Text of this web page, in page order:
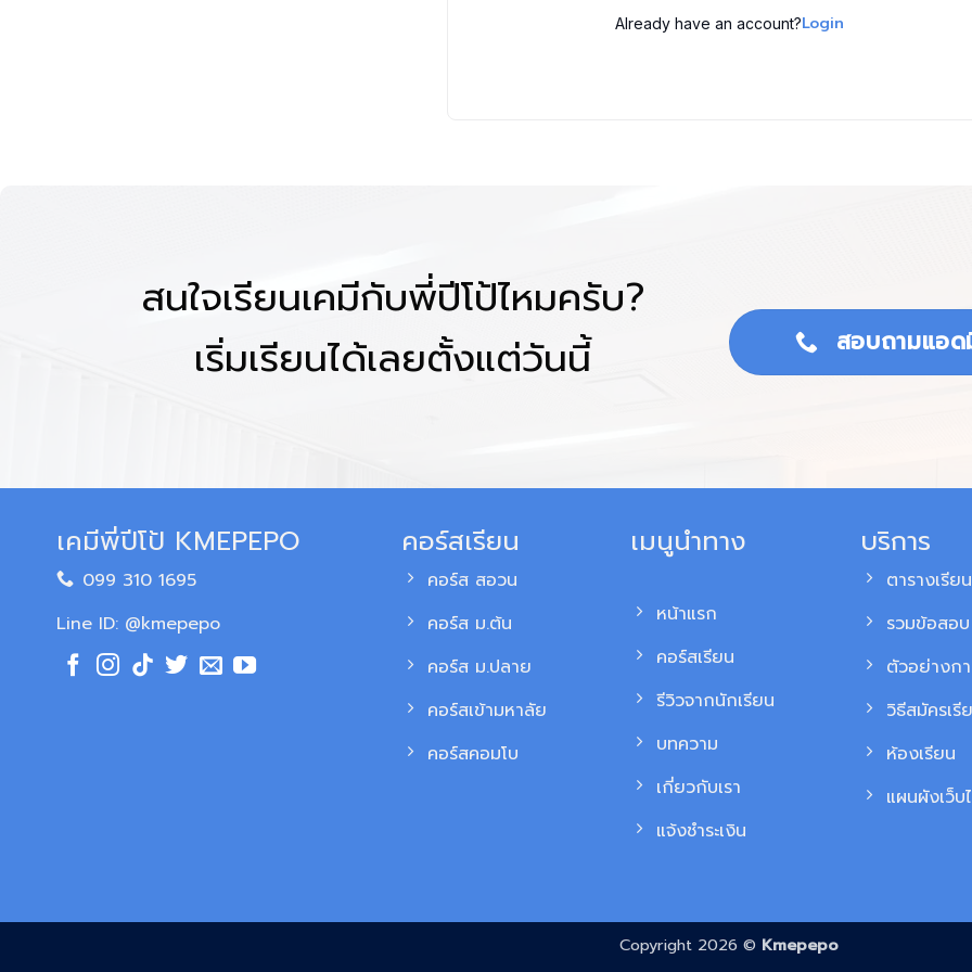
Already have an account?Login
สนใจเรียนเคมีกับพี่ปีโป้ไหมครับ?
เริ่มเรียนได้เลยตั้งแต่วันนี้
สอบถามแอ
เคมีพี่ปีโป้ KMEPEPO
099 310 1695
Line ID: @kmepepo
คอร์สเรียน
คอร์ส สอวน
คอร์ส ม.ต้น
คอร์ส ม.ปลาย
คอร์สเข้ามหาลัย
คอร์สคอมโบ
เมนูนำทาง
หน้าแรก
คอร์สเรียน
รีวิวจากนักเรียน
บทความ
เกี่ยวกับเรา
แจ้งชำระเงิน
บริการ
ตารางเรียน
รวมข้อสอ
ตัวอย่างก
วิธีสมัครเรี
ห้องเรียน
แผนผังเว็บ
Copyright 2026 © Kmepepo